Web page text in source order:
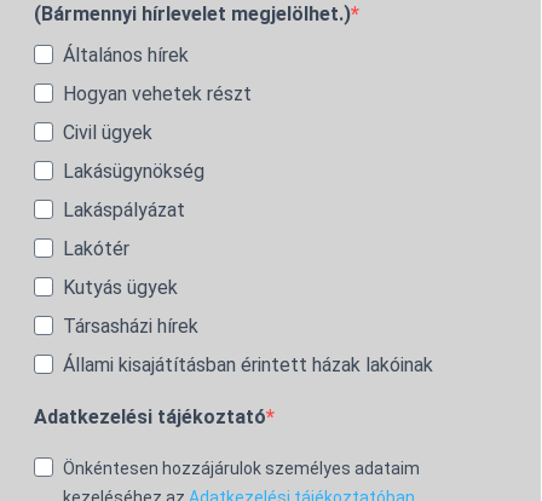
(Bármennyi hírlevelet megjelölhet.)
Általános hírek
Hogyan vehetek részt
Civil ügyek
Lakásügynökség
Lakáspályázat
Lakótér
Kutyás ügyek
Társasházi hírek
Állami kisajátításban érintett házak lakóinak
Adatkezelési tájékoztató
Önkéntesen hozzájárulok személyes adataim